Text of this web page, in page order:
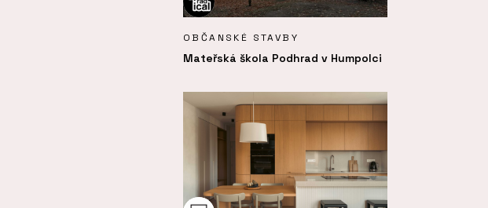
OBČANSKÉ STAVBY
Mateřská škola Podhrad v Humpolci